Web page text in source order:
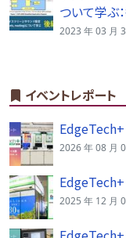
ついて学ぶ
2023 年 03 月
イベントレポート
2026 年 08 月
2025 年 12 月